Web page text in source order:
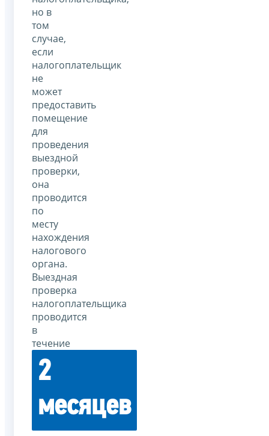
но в
том
случае,
если
налогоплательщик
не
может
предоставить
помещение
для
проведения
выездной
проверки,
она
проводится
по
месту
нахождения
налогового
органа.
Выездная
проверка
налогоплательщика
проводится
в
течение
2
месяцев